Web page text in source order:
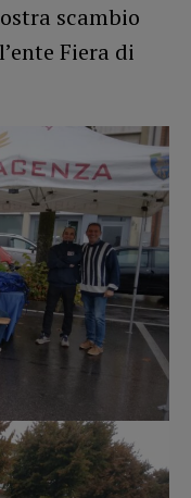
scambio
Fiera di